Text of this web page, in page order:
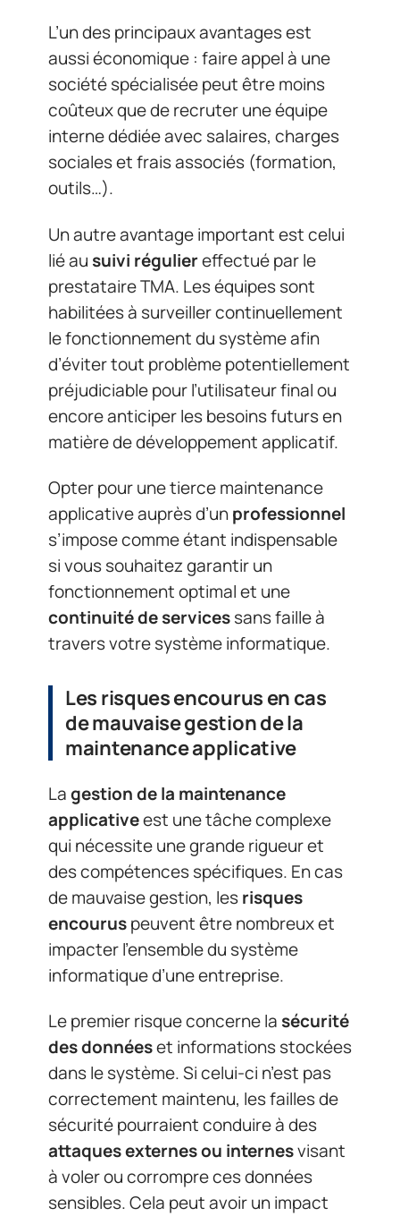
L’un des principaux avantages est
aussi économique : faire appel à une
société spécialisée peut être moins
coûteux que de recruter une équipe
interne dédiée avec salaires, charges
sociales et frais associés (formation,
outils…).
Un autre avantage important est celui
lié au suivi réguliereffectué par le
prestataire TMA. Les équipes sont
habilitées à surveiller continuellement
le fonctionnement du système afin
d’éviter tout problème potentiellement
préjudiciable pour l’utilisateur final ou
encore anticiper les besoins futurs en
matière de développement applicatif.
Opter pour une tierce maintenance
applicative auprès d’unprofessionnel
s’impose comme étant indispensable
si vous souhaitez garantir un
fonctionnement optimal et une
continuité de servicessans faille à
travers votre système informatique.
Les risques encourus en cas
de mauvaise gestion de la
maintenance applicative
Lagestion de la maintenance
applicativeest une tâche complexe
qui nécessite une grande rigueur et
des compétences spécifiques. En cas
de mauvaise gestion, lesrisques
encouruspeuvent être nombreux et
impacter l’ensemble du système
informatique d’une entreprise.
Le premier risque concerne la sécurité
des donnéeset informations stockées
dans le système. Si celui-ci n’est pas
correctement maintenu, les failles de
sécurité pourraient conduire à des
attaques externes ou internesvisant
à voler ou corrompre ces données
sensibles. Cela peut avoir un impact